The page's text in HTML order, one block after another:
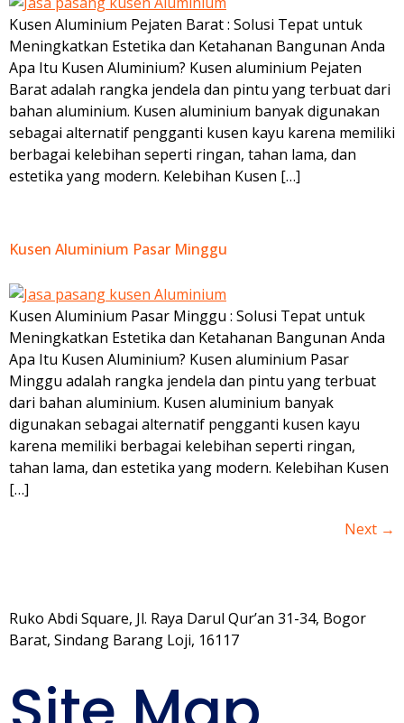
Kusen Aluminium Pejaten Barat : Solusi Tepat untuk
Meningkatkan Estetika dan Ketahanan Bangunan Anda
Apa Itu Kusen Aluminium? Kusen aluminium Pejaten
Barat adalah rangka jendela dan pintu yang terbuat dari
bahan aluminium. Kusen aluminium banyak digunakan
sebagai alternatif pengganti kusen kayu karena memiliki
berbagai kelebihan seperti ringan, tahan lama, dan
estetika yang modern. Kelebihan Kusen […]
Kusen Aluminium Pasar Minggu
Kusen Aluminium Pasar Minggu : Solusi Tepat untuk
Meningkatkan Estetika dan Ketahanan Bangunan Anda
Apa Itu Kusen Aluminium? Kusen aluminium Pasar
Minggu adalah rangka jendela dan pintu yang terbuat
dari bahan aluminium. Kusen aluminium banyak
digunakan sebagai alternatif pengganti kusen kayu
karena memiliki berbagai kelebihan seperti ringan,
tahan lama, dan estetika yang modern. Kelebihan Kusen
[…]
Next →
Ruko Abdi Square, Jl. Raya Darul Qur’an 31-34, Bogor
Barat, Sindang Barang Loji, 16117